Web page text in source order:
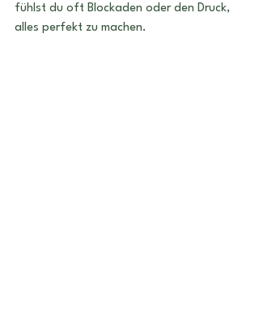
fühlst du oft Blockaden oder den Druck,
alles perfekt zu machen.